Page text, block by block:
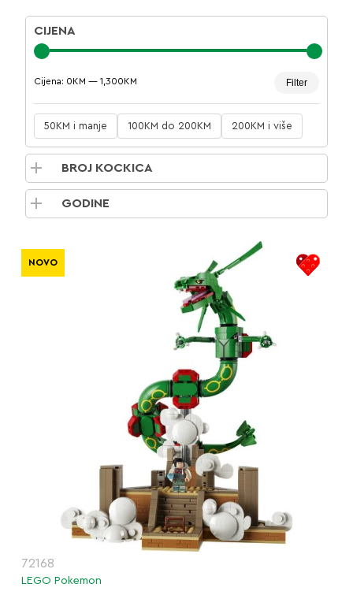
CIJENA
cijena
cijena
Filter
Cijena: 0KM — 1,300KM
50KM i manje 100KM do 200KM 200KM i više
BROJ KOCKICA
GODINE
72168
LEGO Pokemon
NOVO